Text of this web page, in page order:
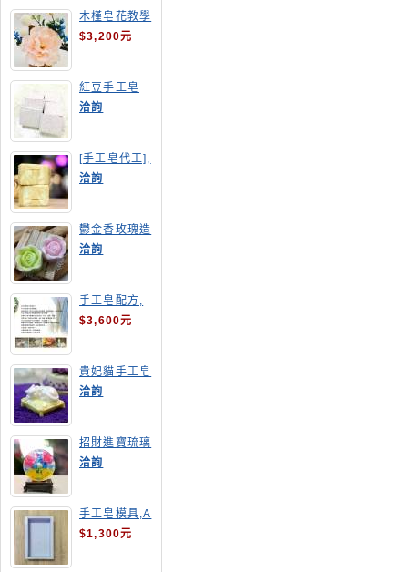
木槿皂花教學
$3,200元
紅豆手工皂
洽詢
[手工皂代工],
羊奶皂
洽詢
鬱金香玫瑰造
型手工皂
洽詢
手工皂配方,
手工皂教學
$3,600元
貴妃貓手工皂
洽詢
招財進寶琉璃
手工皂
洽詢
手工皂模具,A
4渲染盤
$1,300元